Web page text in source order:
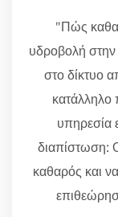
"Πώς
υδροβολή στην
στο δίκτυο
κατάλληλο
υπηρεσία
διαπίστωση:
καθαρός και να